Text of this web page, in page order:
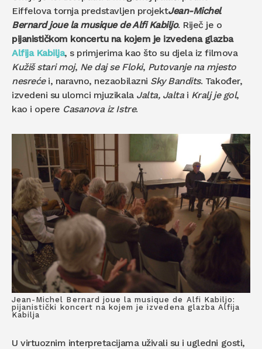
Eiffelova tornja predstavljen projektJean-Michel
Bernard joue la musique de Alfi Kabiljo. Riječ je o
pijanističkom koncertu na kojem je izvedena glazba
Alfija Kabilja, s primjerima kao što su djela iz filmova
Kužiš stari moj, Ne daj se Floki, Putovanje na mjesto
nesrećei, naravno, nezaobilazni Sky Bandits. Također,
izvedeni su ulomci mjuzikala Jalta, Jaltai Kralj je gol,
kao i opere Casanova iz Istre.
Jean-Michel Bernard joue la musique de Alfi Kabiljo:
pijanistički koncert na kojem je izvedena glazba Alfija
Kabilja
U virtuoznim interpretacijama uživali su i ugledni gosti,